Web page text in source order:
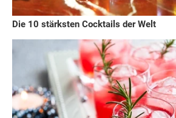
Die 10 stärksten Cocktails der Welt